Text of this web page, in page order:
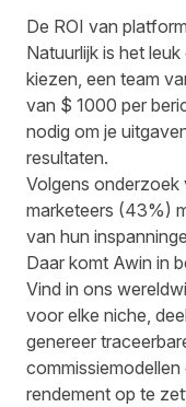
De ROI van
Natuurlijk is het
kiezen, een team
van $ 1000 per
nodig om je
resultaten.
Volgens onderzoek
marketeers (43%)
van hun
Daar komt Awin in
Vind in ons
voor elke niche,
genereer
rendement op te